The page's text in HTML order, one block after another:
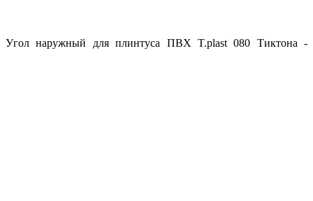
Угол наружный для плинтуса ПВХ T.рlast 080 Тиктона -